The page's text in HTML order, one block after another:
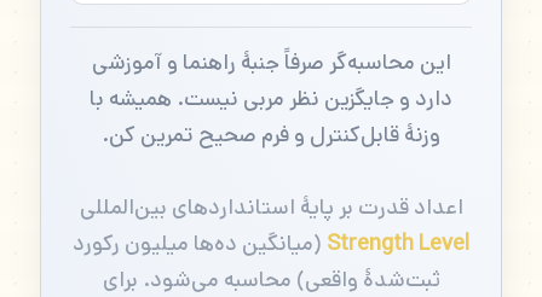
این محاسبه‌گر صرفاً جنبهٔ راهنما و آموزشی
دارد و جایگزین نظر مربی نیست. همیشه با
وزنهٔ قابل‌کنترل و فرم صحیح تمرین کن.
اعداد قدرت بر پایهٔ استانداردهای بین‌المللی
Strength Level (میانگین ده‌ها میلیون رکورد
ثبت‌شدهٔ واقعی) محاسبه می‌شود. برای